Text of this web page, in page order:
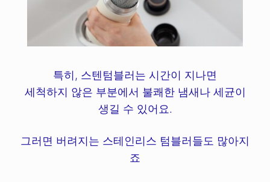
특히, 스텐텀블러는 시간이 지나면
세척하지 않은 부분에서 불쾌한 냄새나 세균이
생길 수 있어요.
그러면 버려지는 스테인리스 텀블러들도 많아지
죠